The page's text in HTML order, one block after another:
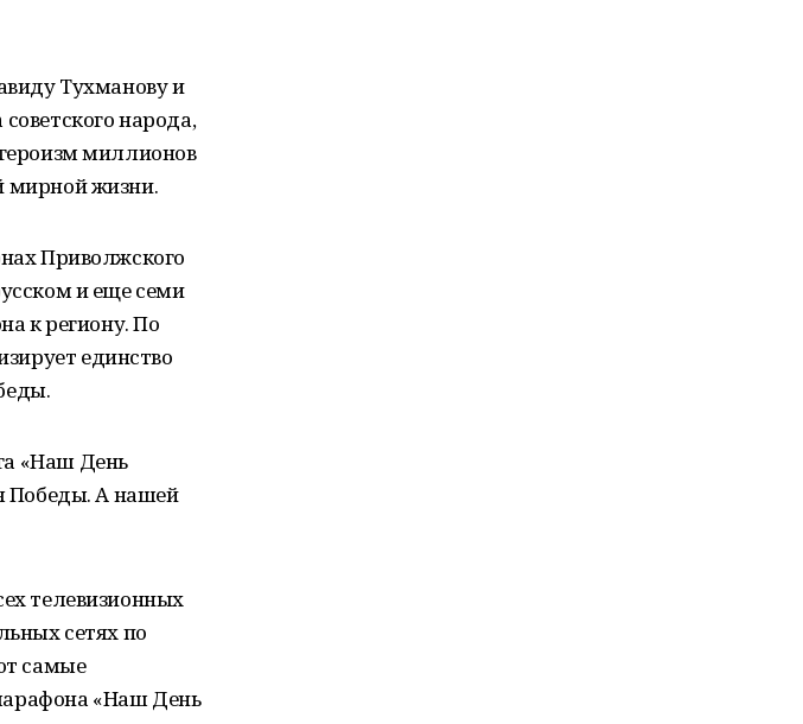
Тухманову и
народа,
миллионов
мирной жизни.
Приволжского
и еще семи
к региону. По
единство
«Наш День
Победы. А нашей
телевизионных
сетях по
самые
«Наш День